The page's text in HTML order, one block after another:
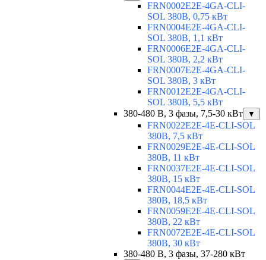
FRN0002E2E-4GA-CLI-
SOL 380В, 0,75 кВт
FRN0004E2E-4GA-CLI-
SOL 380В, 1,1 кВт
FRN0006E2E-4GA-CLI-
SOL 380В, 2,2 кВт
FRN0007E2E-4GA-CLI-
SOL 380В, 3 кВт
FRN0012E2E-4GA-CLI-
SOL 380В, 5,5 кВт
380-480 В, 3 фазы, 7,5-30 кВт
▼
FRN0022E2E-4E-CLI-SOL
380В, 7,5 кВт
FRN0029E2E-4E-CLI-SOL
380В, 11 кВт
FRN0037E2E-4E-CLI-SOL
380В, 15 кВт
FRN0044E2E-4E-CLI-SOL
380В, 18,5 кВт
FRN0059E2E-4E-CLI-SOL
380В, 22 кВт
FRN0072E2E-4E-CLI-SOL
380В, 30 кВт
380-480 В, 3 фазы, 37-280 кВт